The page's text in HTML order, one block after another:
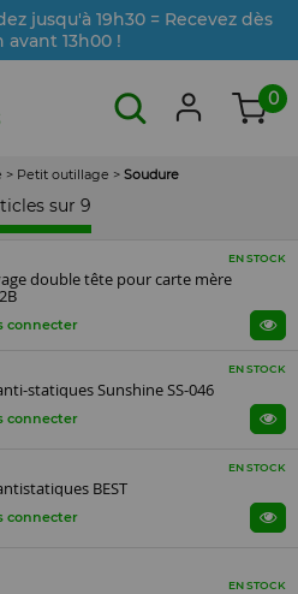
jusqu'à 19h30 = Recevez dès
avant 13h00 !
0
> Petit outillage > Soudure
sur 9
EN STOCK
double tête pour carte mère
connecter
EN STOCK
statiques Sunshine SS-046
connecter
EN STOCK
BEST
connecter
EN STOCK